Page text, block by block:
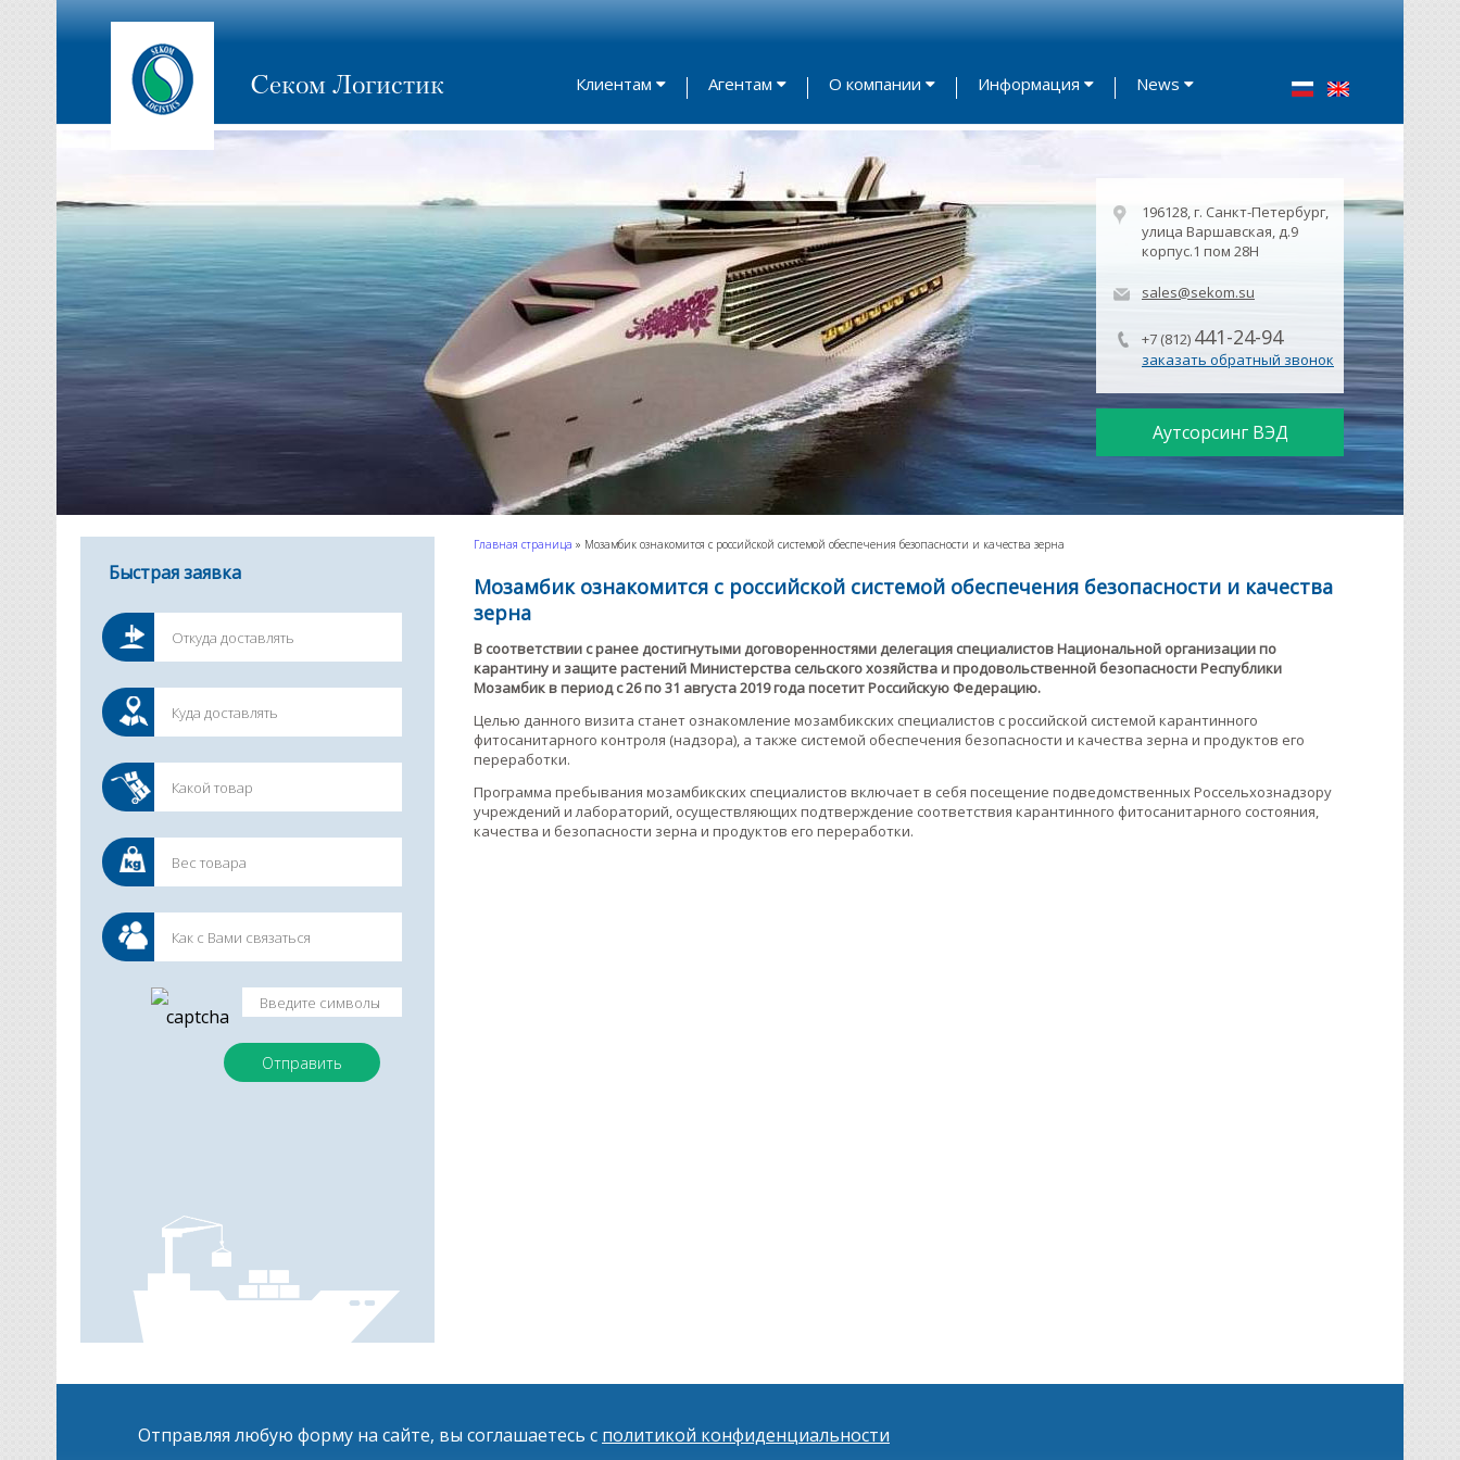
Секом Логистик Клиентам Агентам О компании Информация News
196128, г. Санкт-Петербург,
улица Варшавская, д.9
корпус.1 пом 28Н
sales@sekom.su
+7 (812) 441-24-94
заказать обратный звонок
Аутсорсинг ВЭД
Быстрая заявка
Главная страница » Мозамбик ознакомится с российской системой обеспечения безопасности и качества зерна
Мозамбик ознакомится с российской системой обеспечения безопасности и качества
зерна
В соответствии с ранее достигнутыми договоренностями делегация специалистов Национальной организации по
карантину и защите растений Министерства сельского хозяйства и продовольственной безопасности Республики
Мозамбик в период с 26 по 31 августа 2019 года посетит Российскую Федерацию.
Целью данного визита станет ознакомление мозамбикских специалистов с российской системой карантинного
фитосанитарного контроля (надзора), а также системой обеспечения безопасности и качества зерна и продуктов его
переработки.
Программа пребывания мозамбикских специалистов включает в себя посещение подведомственных Россельхознадзору
учреждений и лабораторий, осуществляющих подтверждение соответствия карантинного фитосанитарного состояния,
качества и безопасности зерна и продуктов его переработки.
Отправляя любую форму на сайте, вы соглашаетесь с политикой конфиденциальности